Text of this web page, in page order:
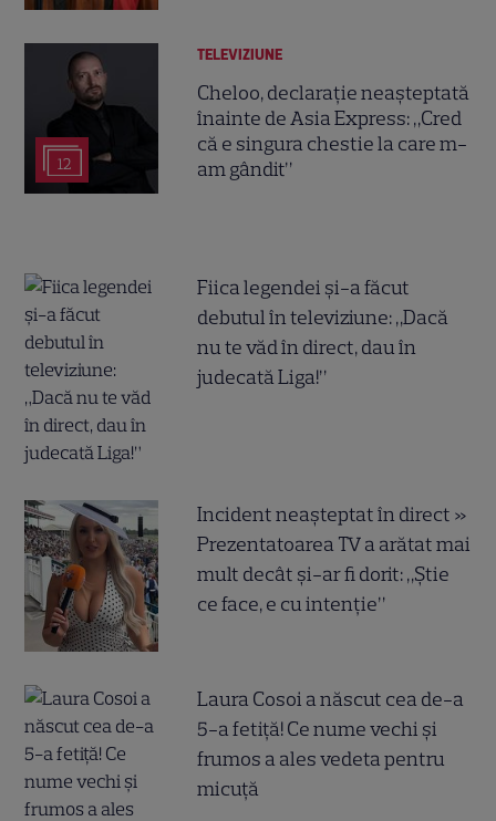
12
TELEVIZIUNE
Cheloo, declarație neașteptată
înainte de Asia Express: „Cred
că e singura chestie la care m-
am gândit”
Fiica legendei și-a făcut
debutul în televiziune: „Dacă
nu te văd în direct, dau în
judecată Liga!”
Incident neașteptat în direct »
Prezentatoarea TV a arătat mai
mult decât și-ar fi dorit: „Știe
ce face, e cu intenție”
Laura Cosoi a născut cea de-a
5-a fetiță! Ce nume vechi și
frumos a ales vedeta pentru
micuță